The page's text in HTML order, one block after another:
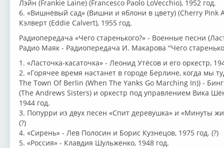
Лэйн (Frankie Laine) (Francesco Paolo LoVecchio), 1952 год.
6. «Вишнёвый сад» (Вишни и яблони в цвету) (Cherry Pink
Кэлверт (Eddie Calvert), 1955 год.
Радиопередача «Чего старенького?» - Военные песни
Радио Маяк - Радиопередача И. Макарова ''Чего
1. «Ласточка-касаточка» - Леонид Утёсов и его оркестр,
2. «Горячее время настанет в городе Берлине, когда мы
The Town Of Berlin (When The Yanks Go Marching In)) -
(The Andrews Sisters) и оркестр под управлением Вика
1944 год.
3. Попурри из двух песен «Спит деревушка» и «Минуты
(?)
4. «Сирень» - Лев Полосин и Борис Кузнецов, 1975 год. (?)
5. «Россия» - Клавдия Шульженко, 1948 год.